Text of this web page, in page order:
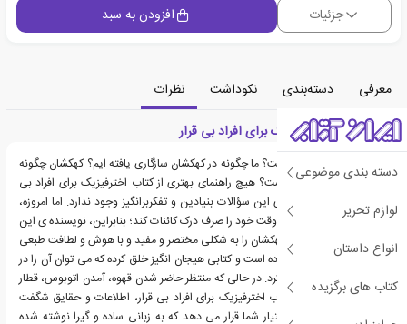
دسته بندی موضوعی
لوازم تحریر
انواع داستان
کتاب های برگزیده
جزئیات افزودن به سبد
معرفی دسته‌بندی نکوداشت
نظرات
معرفی کتاب اختر فیزیک برای افراد بی قرار
ماهیت مکان و زمان چیست؟ ما چگونه در کهکشان سازگاری یافته ایم؟ کهکشان چگونه
درون ما سازگاری یافته است؟ هیچ راهنمای بهتری از کتاب اخترفیزیک برای افراد بی
قرار برای یافتن پاسخ های این سؤالات بنیادین و تفکربرانگیز وجود ندارد. اما امروزه،
تعداد کمی از ما می تواند وقت خود را صرف درک کائنات کند؛ بنابراین، نویسنده ی این
اثر، نیل دگراس تایسن، کهکشان را به شکلی مختصر و مفید و با هوش و لطافت طبعی
درخشان به روی زمین آورده است و کتابی هیجان انگیز خلق کرده که می توان آن را در
هر زمان و مکانی مطالعه کرد. در حالی که منتظر حاضر شدن قهوه، آمدن اتوبوس، قطار
و یا هواپیما هستید، کتاب اخترفیزیک برای افراد بی قرار، اطلاعات و حقایق شگفت
انگیزی را از کائنات در اختیار شما قرار می دهد که به زبانی ساده و گیرا نوشته شده